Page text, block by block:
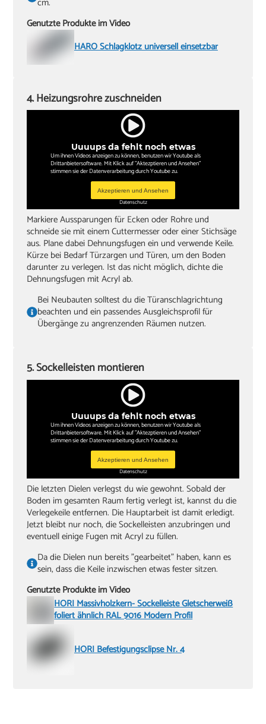
Genutzte Produkte im Video
HARO Schlagklotz universell einsetzbar
Uuuups da fehlt noch etwas
Um ihnen Videos anzeigen zu können, benutzen wir Youtube als
Drittanbietersoftware. Mit Klick auf "Aktezptieren und Ansehen"
stimmen sie der Datenverarbeitung durch Youtube zu.
Akzeptieren und Ansehen
Datenschutz
4. Heizungsrohre zuschneiden
Markiere Aussparungen für Ecken oder Rohre und
schneide sie mit einem Cuttermesser oder einer Stichsäge
aus. Plane dabei Dehnungsfugen ein und verwende Keile.
Kürze bei Bedarf Türzargen und Türen, um den Boden
darunter zu verlegen. Ist das nicht möglich, dichte die
Dehnungsfugen mit Acryl ab.
Bei Neubauten solltest du die Türanschlagrichtung
beachten und ein passendes Ausgleichsprofil für
Übergänge zu angrenzenden Räumen nutzen.
Uuuups da fehlt noch etwas
Um ihnen Videos anzeigen zu können, benutzen wir Youtube als
Drittanbietersoftware. Mit Klick auf "Aktezptieren und Ansehen"
stimmen sie der Datenverarbeitung durch Youtube zu.
Akzeptieren und Ansehen
Datenschutz
5. Sockelleisten montieren
Die letzten Dielen verlegst du wie gewohnt. Sobald der
Boden im gesamten Raum fertig verlegt ist, kannst du die
Verlegekeile entfernen. Die Hauptarbeit ist damit erledigt.
Jetzt bleibt nur noch, die Sockelleisten anzubringen und
eventuell einige Fugen mit Acryl zu füllen.
Da die Dielen nun bereits "gearbeitet" haben, kann es
sein, dass die Keile inzwischen etwas fester sitzen.
Genutzte Produkte im Video
HORI Massivholzkern- Sockelleiste Gletscherweiß
foliert ähnlich RAL 9016 Modern Profil
HORI Befestigungsclipse Nr. 4